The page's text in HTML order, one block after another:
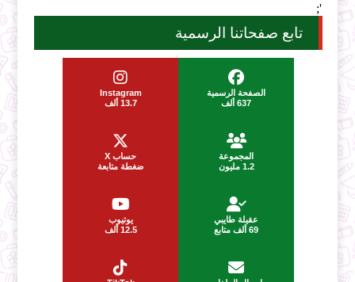
';
تابع صفحاتنا الرسمية
الصفحة الرسمية
637 ألف
Instagram
13.7 ألف
المجموعة
1.2 مليون
حساب X
ضغطة متابعة
عقيلة طايبي
69 ألف متابع
يوتيوب
12.5 ألف